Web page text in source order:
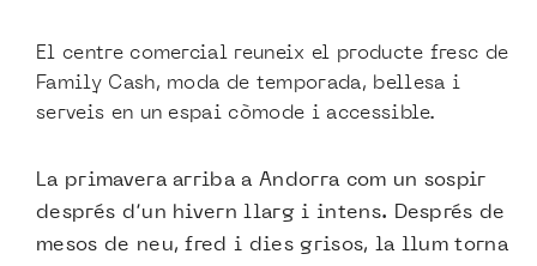
El centre comercial reuneix el producte fresc de
Family Cash, moda de temporada, bellesa i
serveis en un espai còmode i accessible.
La primavera arriba a Andorra com un sospir
després d’un hivern llarg i intens. Després de
mesos de neu, fred i dies grisos, la llum torna